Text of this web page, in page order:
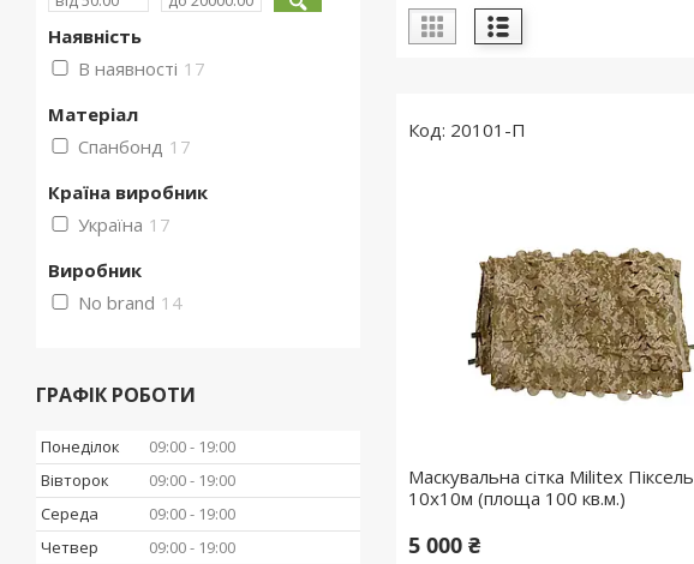
20101-П
Маскувальна сітка Militex Піксель
10х10м (площа 100 кв.м.)
5 000 ₴
Наявність
В наявності 17
Матеріал
Спанбонд 17
Країна виробник
Україна 17
Виробник
No brand 14
ГРАФІК РОБОТИ
Понеділок 09:00
19:00
Вівторок
09:00
19:00
Середа
09:00
19:00
Четвер
09:00
19:00